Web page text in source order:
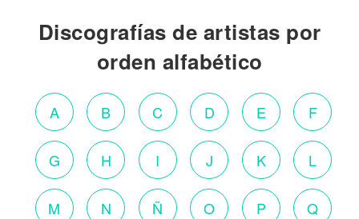
Discografías de artistas por
orden alfabético
A B C D E F
G H I J K L
M N Ñ O P Q